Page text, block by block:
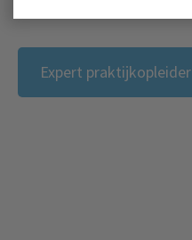
Expert praktijkopleider